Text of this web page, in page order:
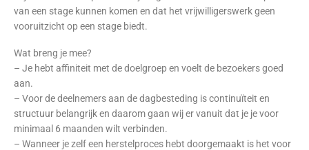
van een stage kunnen komen en dat het vrijwilligerswerk geen
vooruitzicht op een stage biedt.
Wat breng je mee?
– Je hebt affiniteit met de doelgroep en voelt de bezoekers goed
aan.
– Voor de deelnemers aan de dagbesteding is continuïteit en
structuur belangrijk en daarom gaan wij er vanuit dat je je voor
minimaal 6 maanden wilt verbinden.
– Wanneer je zelf een herstelproces hebt doorgemaakt is het voor